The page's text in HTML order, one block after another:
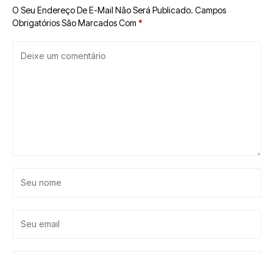
O Seu Endereço De E-Mail Não Será Publicado. Campos
Obrigatórios São Marcados Com *